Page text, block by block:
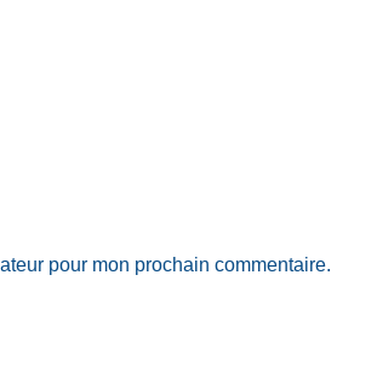
pour mon prochain commentaire.